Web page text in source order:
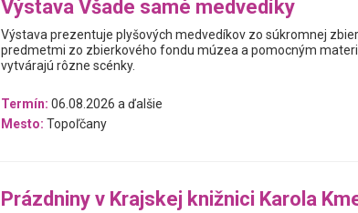
Výstava Všade samé medvedíky
Výstava prezentuje plyšových medvedíkov zo súkromnej
predmetmi zo zbierkového fondu múzea a pomocným
vytvárajú rôzne scénky.
Termín: 06.08.2026 a ďalšie
Mesto: Topoľčany
Prázdniny v Krajskej knižnici Karola